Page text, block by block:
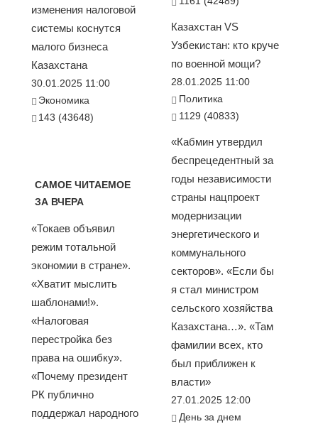
изменения налоговой
системы коснутся
малого бизнеса
Казахстана
30.01.2025 11:00
Экономика
143 (43648)
САМОЕ ЧИТАЕМОЕ
ЗА ВЧЕРА
«Токаев объявил
режим тотальной
экономии в стране».
«Хватит мыслить
шаблонами!».
«Налоговая
перестройка без
права на ошибку».
«Почему президент
РК публично
поддержал народного
Казахстан VS
Узбекистан: кто круче
по военной мощи?
28.01.2025 11:00
Политика
1129 (40833)
«Кабмин утвердил
беспрецедентный за
годы независимости
страны нацпроект
модернизации
энергетического и
коммунального
секторов». «Если бы
я стал министром
сельского хозяйства
Казахстана…». «Там
фамилии всех, кто
был приближен к
власти»
27.01.2025 12:00
День за днем